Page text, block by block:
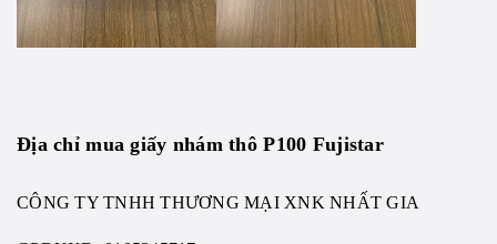
Địa chỉ mua giấy nhám thô P100 Fujistar
CÔNG TY TNHH THƯƠNG MẠI XNK NHẤT GIA